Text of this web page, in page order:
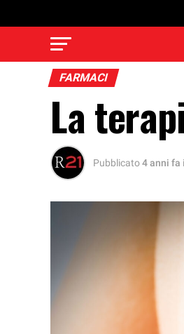
FARMACI
La
Pubblicato4 anni fa